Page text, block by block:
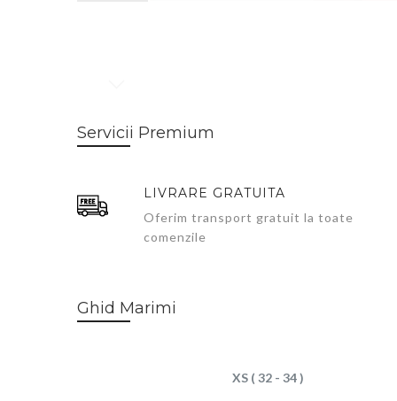
to
the
the
images
Servicii Premium
LIVRARE GRATUITA
Oferim transport gratuit la toate
comenzile
Ghid Marimi
XS ( 32 - 34 )